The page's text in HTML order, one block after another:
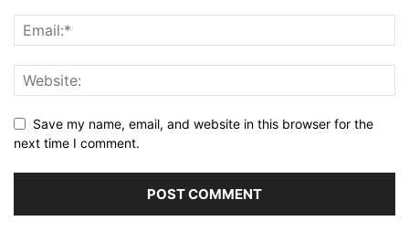
Save my name, email, and website in this browser for the
next time I comment.